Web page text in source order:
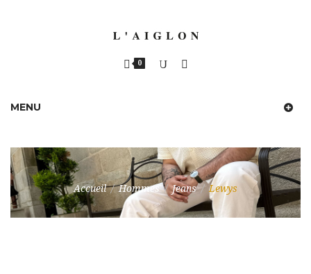
0
MENU
Accueil / Hommes / Jeans / Lewys